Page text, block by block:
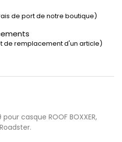
de port de notre boutique)
de remplacement d'un article)
casque ROOF BOXXER,